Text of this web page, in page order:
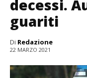
decessi.
guariti
Di Redazione
22 MARZO 2021